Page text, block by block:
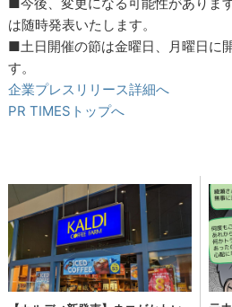
は随時発表いたします。
■土日開催の節は金曜日、月曜日に
す。
企業プレスリリース詳細へ
PR TIMESトップへ